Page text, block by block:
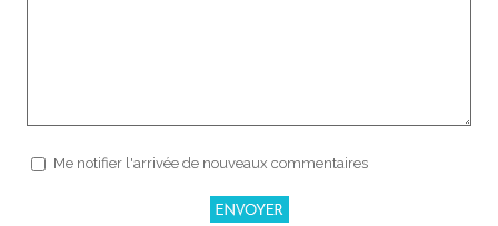
Me notifier l'arrivée de nouveaux commentaires